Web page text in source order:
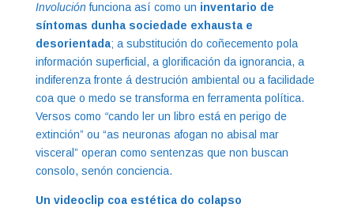
Involuciónfunciona así como un inventario de
síntomas dunha sociedade exhausta e
desorientada; a substitución do coñecemento pola
información superficial, a glorificación da ignorancia, a
indiferenza fronte á destrución ambiental ou a facilidade
coa que o medo se transforma en ferramenta política.
Versos como “cando ler un libro está en perigo de
extinción” ou “as neuronas afogan no abisal mar
visceral” operan como sentenzas que non buscan
consolo, senón conciencia.
Un videoclip coa estética do colapso